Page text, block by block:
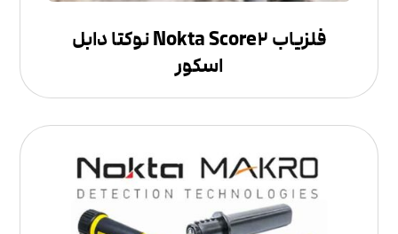
فلزیاب Nokta Score۲ نوکتا دابل
اسکور